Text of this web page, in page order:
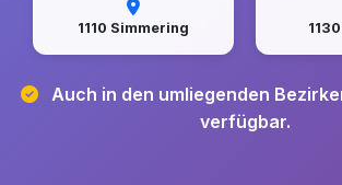
1110 Simmering
Auch in den umliegenden
verfügbar.